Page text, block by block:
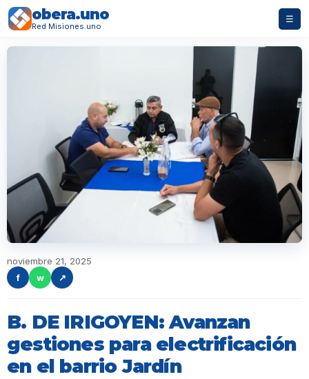
obera.uno
Red Misiones.uno
☰
noviembre 21, 2025
f
w ↗
B. DE IRIGOYEN: Avanzan
gestiones para electrificación
en el barrio Jardín